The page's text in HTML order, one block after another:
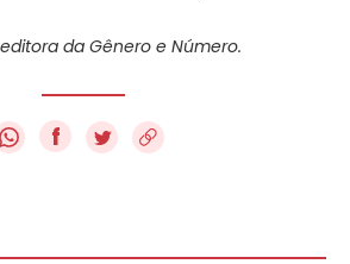
da Gênero e Número.
f